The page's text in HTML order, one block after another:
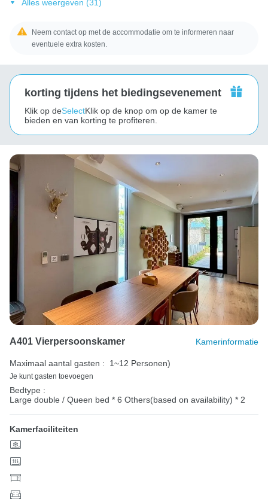
Alles weergeven (31)
Neem contact op met de accommodatie om te informeren naar
eventuele extra kosten.
korting tijdens het biedingsevenement
Klik op deSelectKlik op de knop om op de kamer te
bieden en van korting te profiteren.
A401 Vierpersoonskamer Kamerinformatie
Maximaal aantal gasten : 1~12 Personen)
Je kunt gasten toevoegen
Bedtype :
Large double / Queen bed * 6 Others(based on availability) * 2
Kamerfaciliteiten